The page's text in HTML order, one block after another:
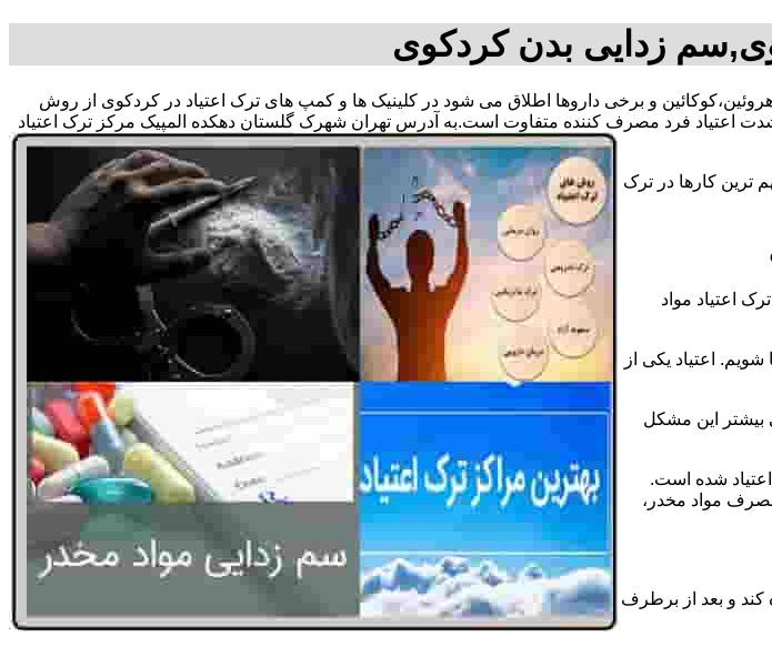
زدایی بدن کردکوی
و برخی داروها اطلاق می شود در کلینیک ها و کمپ های ترک اعتیاد در کردکوی از روش
اعتیاد فرد مصرف کننده متفاوت است.به آدرس تهران شهرک گلستان دهکده المپیک مرکز ترک اعتیاد
ترین کارها در ترک
اعتیاد مواد
شویم. اعتیاد یکی از
بیشتر این مشکل
شده است.
مصرف مواد مخدر،
و بعد از برطرف